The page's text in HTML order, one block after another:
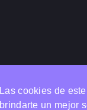
Las cookies de
brindarte un mejor